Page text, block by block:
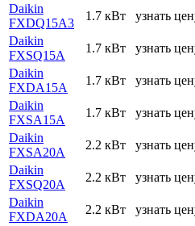
Daikin
FXDQ15A3
1.7 кВт узнать
Daikin
FXSQ15A
1.7 кВт узнать
Daikin
FXDA15A
1.7 кВт узнать
Daikin
FXSA15A
1.7 кВт узнать
Daikin
FXSA20A
2.2 кВт узнать
Daikin
FXSQ20A
2.2 кВт узнать
Daikin
FXDA20A
2.2 кВт узнать